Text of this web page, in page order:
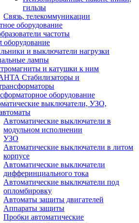
гильзы
Связь, телекоммуникации
оборудование
частоты
оборудование
и выключатели нагрузки
лампы
и катушки к ним
Стабилизаторы и
оборудование
выключатели, УЗО,
Автоматические выключатели в
модульном исполнении
УЗО
Автоматические выключатели в литом
корпусе
Автоматические выключатели
дифферинциального тока
Автоматические выключатели под
опломбировку
Автоматы защиты двигателей
Аппараты защиты
Пробки автоматические